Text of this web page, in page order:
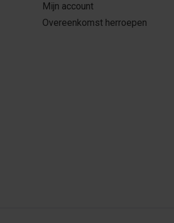
Mijn account
Overeenkomst herroepen